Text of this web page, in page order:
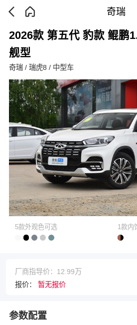
奇瑞
2026款 第五代 豹款 鲲鹏
舰型
奇瑞 / 瑞虎8 / 中型车
5款外观色可选 1款内
厂商指导价：12.99万
报价： 暂无报价
参数配置